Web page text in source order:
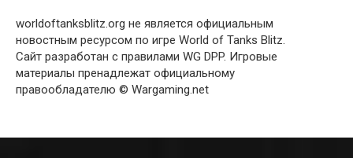
worldoftanksblitz.org не является официальным
новостным ресурсом по игре World of Tanks Blitz.
Сайт разработан с правилами WG DPP. Игровые
материалы пренадлежат официальному
правообладателю © Wargaming.net